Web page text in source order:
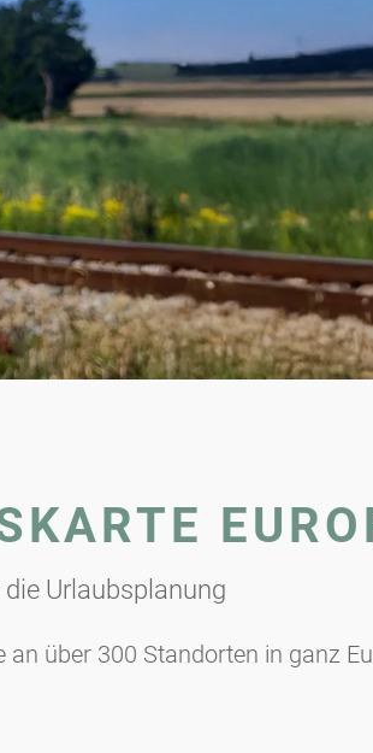
Urlaubsplanung
über 300 Standorten in ganz